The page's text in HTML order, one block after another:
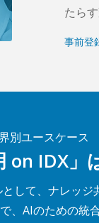
たら
事前登
別ユースケース
on IDX」
して、ナレッ
AIのための統